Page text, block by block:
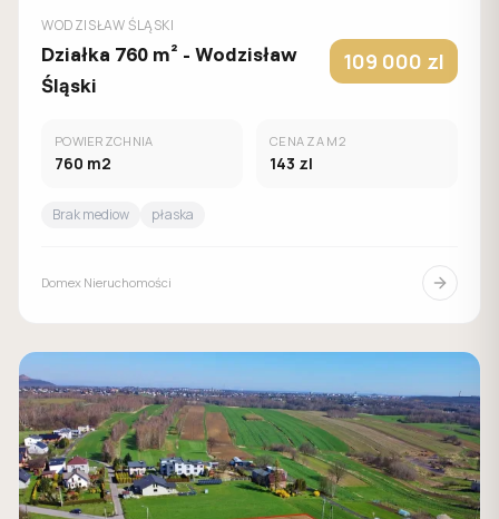
WODZISŁAW ŚLĄSKI
Działka 760 m² - Wodzisław
Śląski
109 000 zl
POWIERZCHNIA
760 m2
CENA ZA M2
143 zl
Brak mediow płaska
Domex Nieruchomości